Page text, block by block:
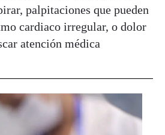
palpitaciones que pueden
cardiaco irregular, o dolor
atención médica